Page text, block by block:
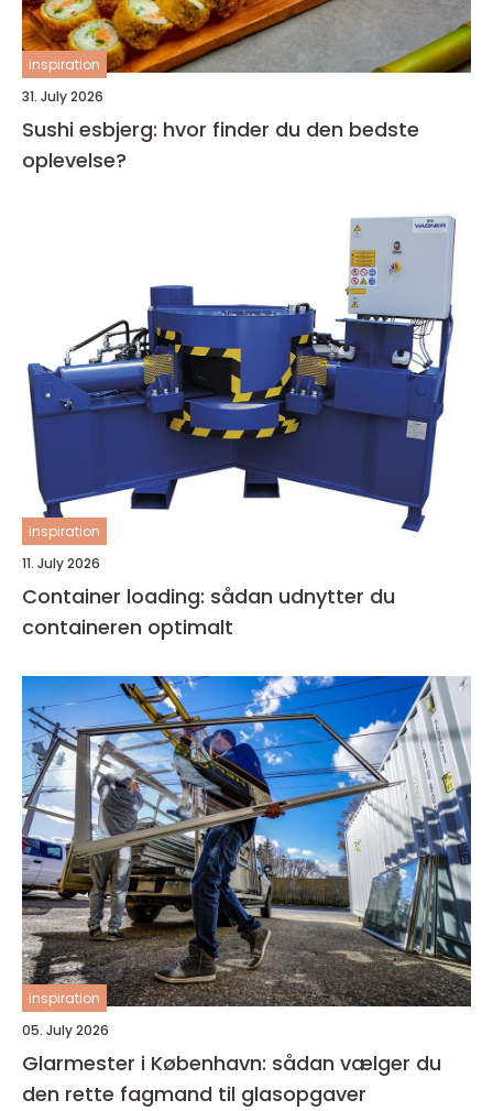
inspiration
31. July 2026
Sushi esbjerg: hvor finder du den bedste
oplevelse?
inspiration
11. July 2026
Container loading: sådan udnytter du
containeren optimalt
inspiration
05. July 2026
Glarmester i København: sådan vælger du
den rette fagmand til glasopgaver